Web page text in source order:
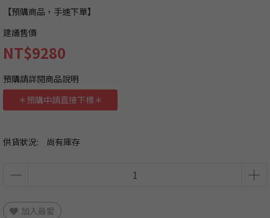
【預購商品，手速下單】
建議售價
NT$9280
供貨狀況: 尚有庫存
預購請詳閱商品說明
＊預購中請直接下標＊
加入最愛